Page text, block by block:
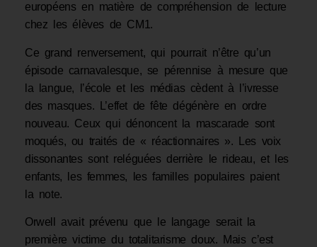
européens en matière de compréhension de lecture
chez les élèves de CM1.
Ce grand renversement, qui pourrait n’être qu’un
épisode carnavalesque, se pérennise à mesure que
la langue, l’école et les médias cèdent à l’ivresse
des masques. L’effet de fête dégénère en ordre
nouveau. Ceux qui dénoncent la mascarade sont
moqués, ou traités de « réactionnaires ». Les voix
dissonantes sont reléguées derrière le rideau, et les
enfants, les femmes, les familles populaires paient
la note.
Orwell avait prévenu que le langage serait la
première victime du totalitarisme doux. Mais c’est